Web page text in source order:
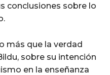
conclusiones sobre lo
más que la verdad
sobre su intención
en la enseñanza